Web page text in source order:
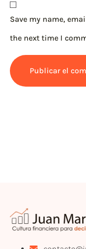
Save my name,
the next time I